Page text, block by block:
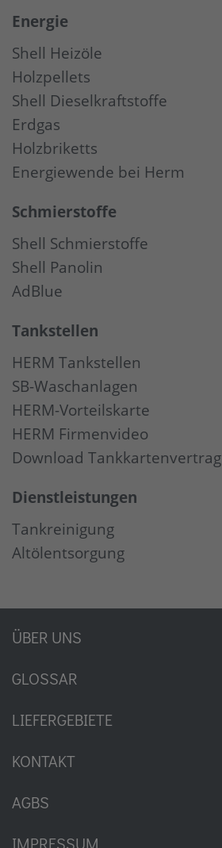
Energie
Shell Heizöle
Holzpellets
Shell Dieselkraftstoffe
Erdgas
Holzbriketts
Energiewende bei Herm
Schmierstoffe
Shell Schmierstoffe
Shell Panolin
AdBlue
Tankstellen
HERM Tankstellen
SB-Waschanlagen
HERM-Vorteilskarte
HERM Firmenvideo
Download Tankkartenvertrag
Dienstleistungen
Tankreinigung
Altölentsorgung
ÜBER UNS
GLOSSAR
LIEFERGEBIETE
KONTAKT
AGBS
IMPRESSUM